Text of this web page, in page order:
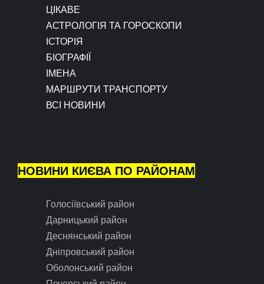
ЦІКАВЕ
АСТРОЛОГІЯ ТА ГОРОСКОПИ
ІСТОРІЯ
БІОГРАФІЇ
ІМЕНА
МАРШРУТИ ТРАНСПОРТУ
ВСІ НОВИНИ
НОВИНИ КИЄВА ПО РАЙОНАМ
Голосіївський район
Дарницький район
Деснянський район
Дніпровський район
Оболонський район